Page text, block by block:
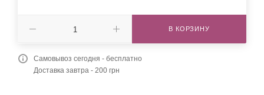
В КОРЗИНУ
Самовывоз сегодня - бесплатно
Доставка завтра - 200 грн